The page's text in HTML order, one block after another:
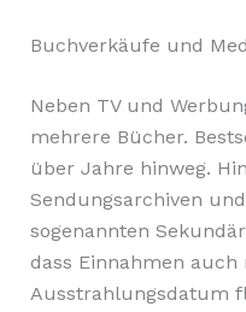
Buchverkäufe und
Neben TV und
mehrere Bücher.
über Jahre hinweg.
Sendungsarchiven
sogenannten
dass Einnahmen
Ausstrahlungsdatum